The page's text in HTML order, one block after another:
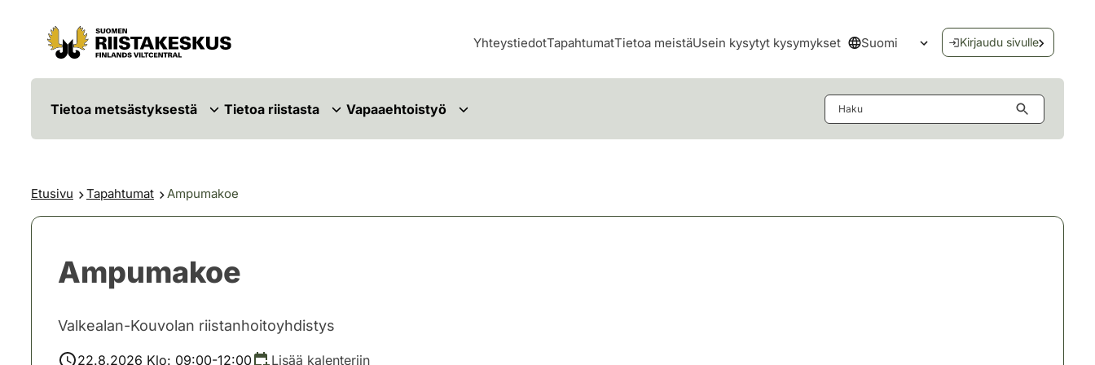
Siirry sisältöön
Siirry sivustokarttaan
YhteystiedotTapahtumatTietoa meistäUsein kysytyt kysymykset Suomi
Avaa kielivalikko
Kirjaudu sivulle
Tietoa metsästyksestä Tietoa riistasta Vapaaehtoistyö
Etusivu Tapahtumat Ampumakoe
Ampumakoe
Valkealan-Kouvolan riistanhoitoyhdistys
22.8.2026 Klo: 09:00-12:00
Lisää kalenteriin